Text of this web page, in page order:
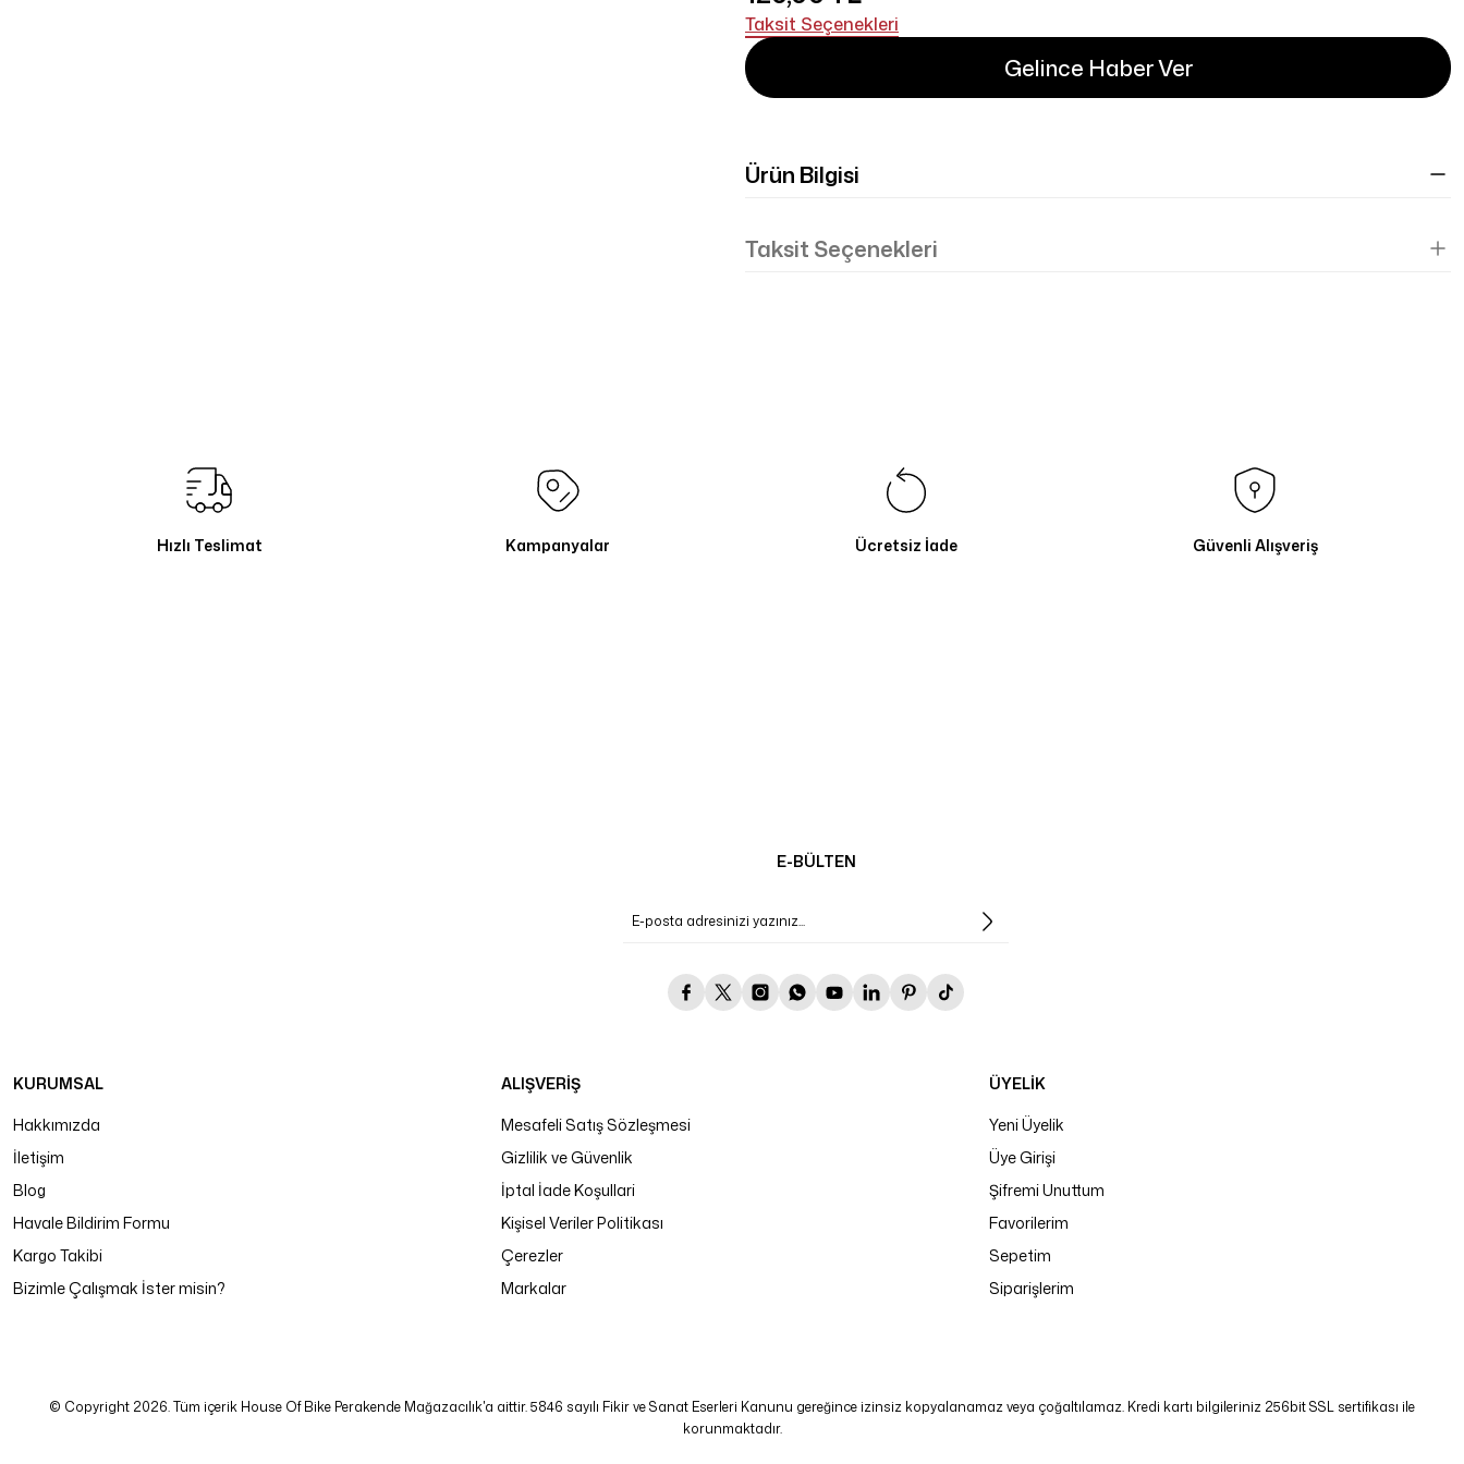
Taksit Seçenekleri
Gelince Haber Ver
Ürün Bilgisi
Taksit Seçenekleri
Hızlı Teslimat Kampanyalar Ücretsiz İade Güvenli Alışveriş
E-BÜLTEN
KURUMSAL
Hakkımızda
İletişim
Blog
Havale Bildirim Formu
Kargo Takibi
Bizimle Çalışmak İster misin?
ALIŞVERİŞ
Mesafeli Satış Sözleşmesi
Gizlilik ve Güvenlik
İptal İade Koşullari
Kişisel Veriler Politikası
Çerezler
Markalar
ÜYELİK
Yeni Üyelik
Üye Girişi
Şifremi Unuttum
Favorilerim
Sepetim
Siparişlerim
© Copyright 2026. Tüm içerik House Of Bike Perakende Mağazacılık'a aittir. 5846 sayılı Fikir ve Sanat Eserleri Kanunu gereğince izinsiz kopyalanamaz veya çoğaltılamaz. Kredi kartı bilgileriniz 256bit SSL sertifikası ile
korunmaktadır.